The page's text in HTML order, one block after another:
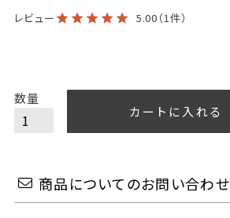
レビュー 5.00 （1件）
カートに入れる
商品についてのお問い合わせ